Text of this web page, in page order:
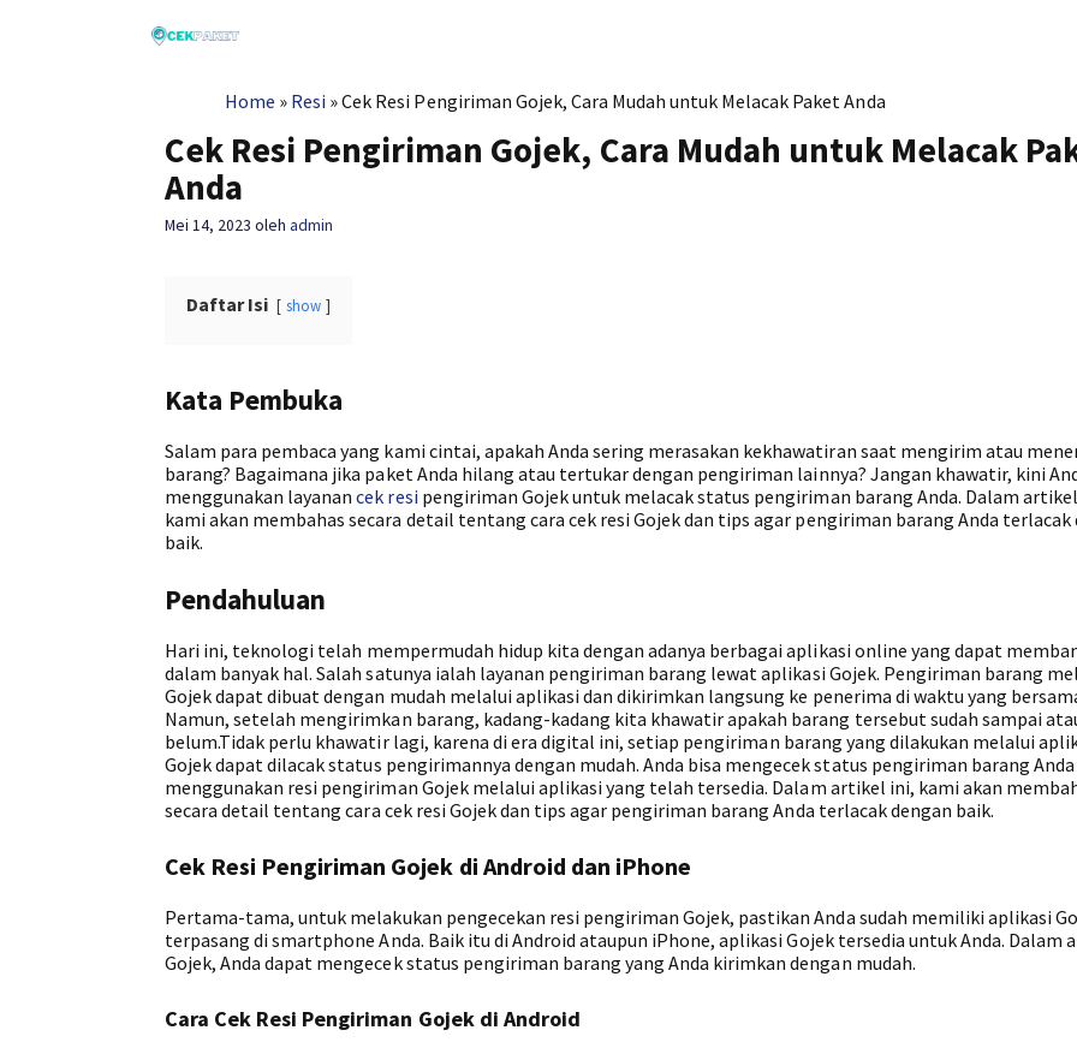
Home » Resi »Cek Resi Pengiriman Gojek, Cara Mudah untuk Melacak Paket Anda
Cek Resi Pengiriman Gojek, Cara Mudah untuk Melacak
Anda
Mei 14, 2023 oleh admin
Daftar Isi show
Kata Pembuka
Salam para pembaca yang kami cintai, apakah Anda sering merasakan kekhawatiran saat mengirim atau
barang? Bagaimana jika paket Anda hilang atau tertukar dengan pengiriman lainnya? Jangan khawatir, kini
menggunakan layanancek resi pengiriman Gojek untuk melacak status pengiriman barang Anda. Dalam
kami akan membahas secara detail tentang cara cek resi Gojek dan tips agar pengiriman barang Anda terlacak
baik.
Pendahuluan
Hari ini, teknologi telah mempermudah hidup kita dengan adanya berbagai aplikasi online yang dapat
dalam banyak hal. Salah satunya ialah layanan pengiriman barang lewat aplikasi Gojek. Pengiriman barang
Gojek dapat dibuat dengan mudah melalui aplikasi dan dikirimkan langsung ke penerima di waktu yang
Namun, setelah mengirimkan barang, kadang-kadang kita khawatir apakah barang tersebut sudah sampai
belum.Tidak perlu khawatir lagi, karena di era digital ini, setiap pengiriman barang yang dilakukan melalui
Gojek dapat dilacak status pengirimannya dengan mudah. Anda bisa mengecek status pengiriman barang Anda
menggunakan resi pengiriman Gojek melalui aplikasi yang telah tersedia. Dalam artikel ini, kami akan
secara detail tentang cara cek resi Gojek dan tips agar pengiriman barang Anda terlacak dengan baik.
Cek Resi Pengiriman Gojek di Android dan iPhone
Pertama-tama, untuk melakukan pengecekan resi pengiriman Gojek, pastikan Anda sudah memiliki aplikasi
terpasang di smartphone Anda. Baik itu di Android ataupun iPhone, aplikasi Gojek tersedia untuk Anda. Dalam
Gojek, Anda dapat mengecek status pengiriman barang yang Anda kirimkan dengan mudah.
Cara Cek Resi Pengiriman Gojek di Android